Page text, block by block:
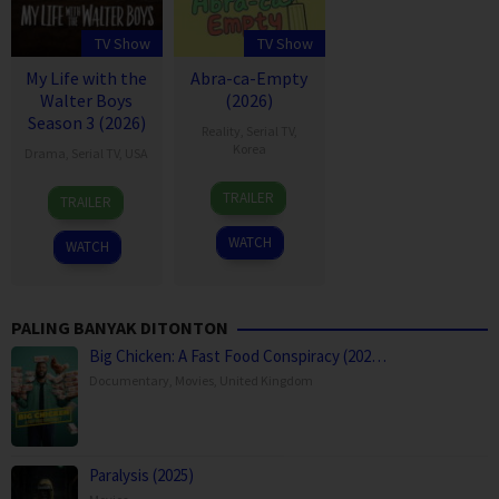
TV Show
My Life with the
Walter Boys
Season 3 (2026)
7
Dec
2023
Melanie
Halsall
TRAILER
WATCH
TV Show
Abra-ca-Empty
(2026)
1
Aug
2026
Lee
Eun-
hye
TRAILER
WATCH
PALING BANYAK DITONTON
Big Chicken: A Fast Food Conspiracy (202…
Paralysis (2025)